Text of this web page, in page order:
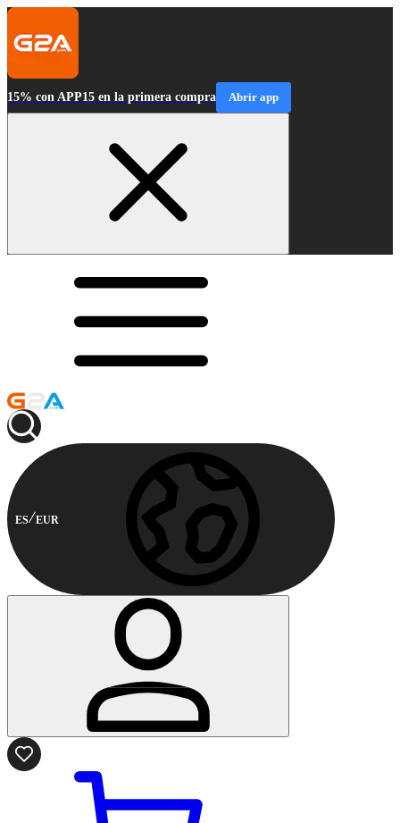
15% con APP15 en la primera compra Abrir app
ES EUR